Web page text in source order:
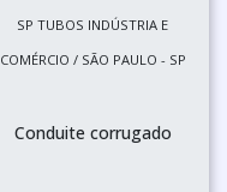
SP TUBOS INDÚSTRIA E
COMÉRCIO / SÃO PAULO - SP
Conduite corrugado